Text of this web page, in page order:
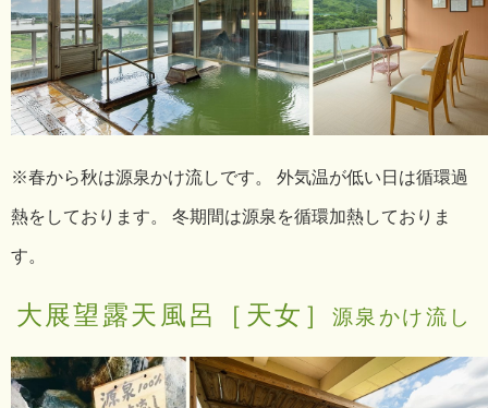
※春から秋は源泉かけ流しです。 外気温が低い日は循環過
熱をしております。 冬期間は源泉を循環加熱しておりま
す。
大展望露天風呂［天女］ 源泉かけ流し